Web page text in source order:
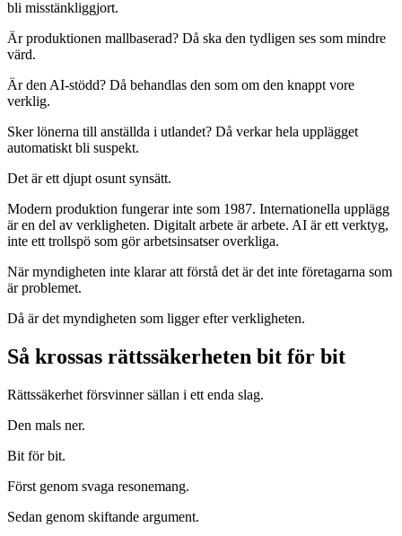
bli misstänkliggjort.
Är produktionen mallbaserad? Då ska den tydligen ses som mindre
värd.
Är den AI-stödd? Då behandlas den som om den knappt vore
verklig.
Sker lönerna till anställda i utlandet? Då verkar hela upplägget
automatiskt bli suspekt.
Det är ett djupt osunt synsätt.
Modern produktion fungerar inte som 1987. Internationella upplägg
är en del av verkligheten. Digitalt arbete är arbete. AI är ett verktyg,
inte ett trollspö som gör arbetsinsatser overkliga.
När myndigheten inte klarar att förstå det är det inte företagarna som
är problemet.
Då är det myndigheten som ligger efter verkligheten.
Så krossas rättssäkerheten bit för bit
Rättssäkerhet försvinner sällan i ett enda slag.
Den mals ner.
Bit för bit.
Först genom svaga resonemang.
Sedan genom skiftande argument.